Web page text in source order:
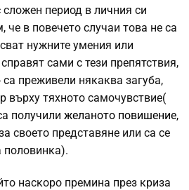
сложен период в личния си
в повечето случаи това не са
нужните умения или
сами с тези препятствия,
преживели някаква загуба,
върху тяхното самочувствие(
получили желаното повишение,
своето представяне или са се
половинка).
наскоро премина през криза